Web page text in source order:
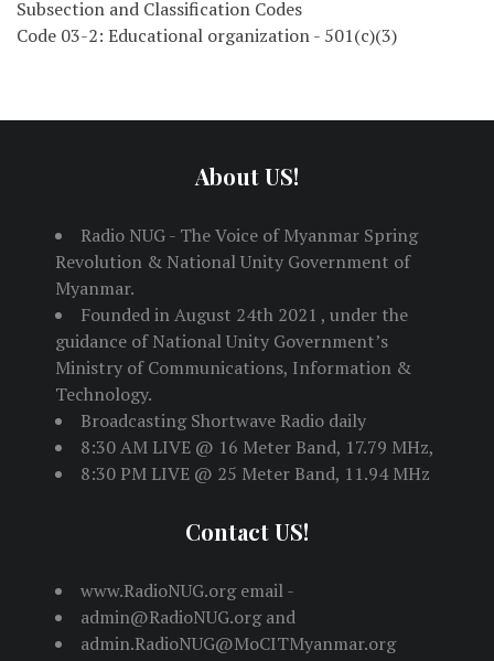
Subsection and Classification Codes
Code 03-2: Educational organization - 501(c)(3)
About US!
Radio NUG - The Voice of Myanmar Spring
Revolution & National Unity Government of
Myanmar.
Founded in August 24th 2021 , under the
guidance of National Unity Government’s
Ministry of Communications, Information &
Technology.
Broadcasting Shortwave Radio daily
8:30 AM LIVE @ 16 Meter Band, 17.79 MHz,
8:30 PM LIVE @ 25 Meter Band, 11.94 MHz
Contact US!
www.RadioNUG.org email -
admin@RadioNUG.org and
admin.RadioNUG@MoCITMyanmar.org